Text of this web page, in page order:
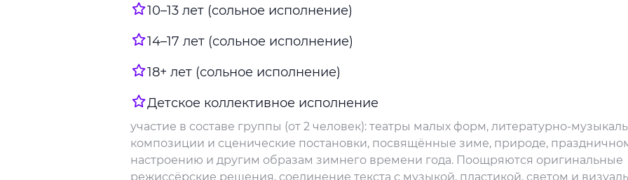
10–13 лет (сольное исполнение)
14–17 лет (сольное исполнение)
18+ лет (сольное исполнение)
Детское коллективное исполнение
участие в составе группы (от 2 человек): театры малых форм, литературно-
композиции и сценические постановки, посвящённые зиме, природе,
настроению и другим образам зимнего времени года. Поощряются оригинальные
режиссёрские решения, соединение текста с музыкой, пластикой, светом и